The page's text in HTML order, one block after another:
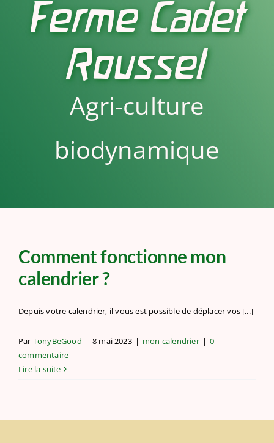
Ferme Cadet
Roussel
Agri-culture
biodynamique
Comment fonctionne mon
calendrier ?
Depuis votre calendrier, il vous est possible de déplacer vos [...]
Par TonyBeGood | 8 mai 2023 | mon calendrier | 0
commentaire
Lire la suite